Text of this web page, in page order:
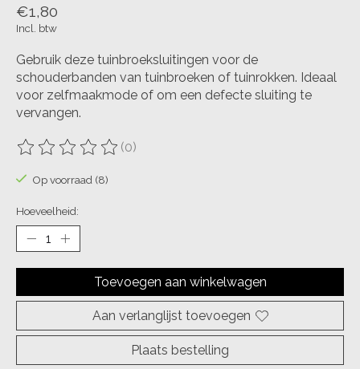
€1,80
Incl. btw
Gebruik deze tuinbroeksluitingen voor de
schouderbanden van tuinbroeken of tuinrokken. Ideaal
voor zelfmaakmode of om een defecte sluiting te
vervangen.
De beoordeling van dit product is
(0)
Op voorraad (8)
Hoeveelheid:
Toevoegen aan winkelwagen
Aan verlanglijst toevoegen
Plaats bestelling